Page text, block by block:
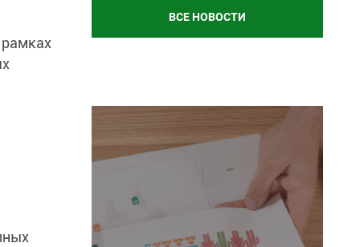
рамках
ВСЕ НОВОСТИ